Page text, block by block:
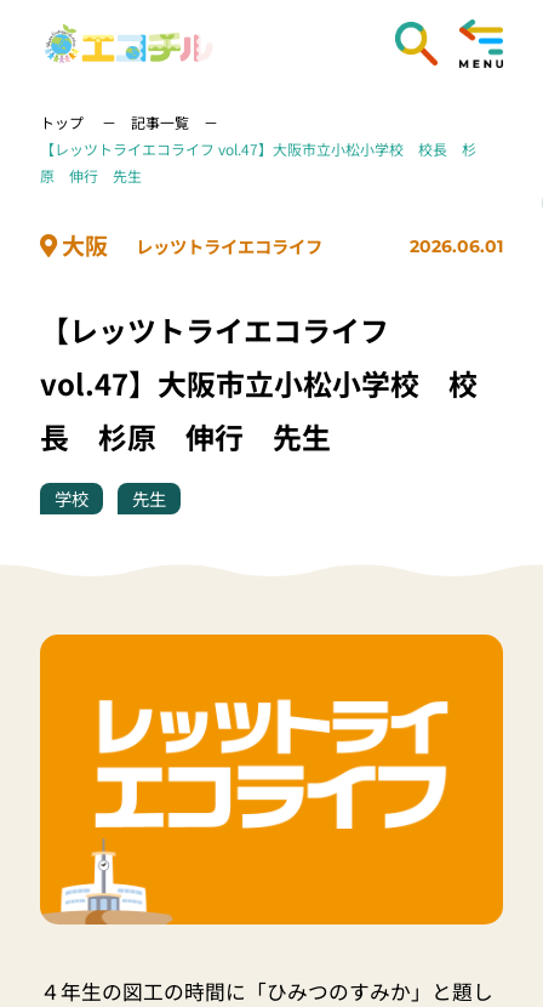
トップ
記事一覧
【レッツトライエコライフ vol.47】大阪市立小松小学校 校長 杉
原 伸行 先生
大阪 レッツトライエコライフ 2026.06.01
【レッツトライエコライフ
vol.47】大阪市立小松小学校 校
長 杉原 伸行 先生
学校 先生
４年生の図工の時間に「ひみつのすみか」と題し